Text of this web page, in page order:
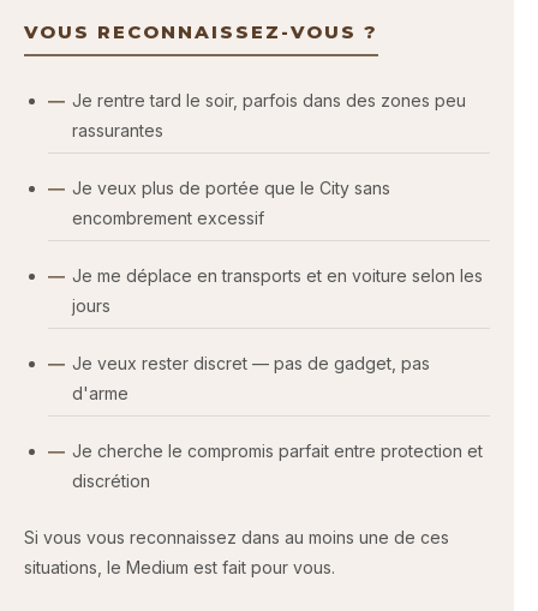
VOUS RECONNAISSEZ-VOUS ?
Je rentre tard le soir, parfois dans des zones peu
rassurantes
Je veux plus de portée que le City sans
encombrement excessif
Je me déplace en transports et en voiture selon les
jours
Je veux rester discret — pas de gadget, pas
d'arme
Je cherche le compromis parfait entre protection et
discrétion
Si vous vous reconnaissez dans au moins une de ces
situations, le Medium est fait pour vous.